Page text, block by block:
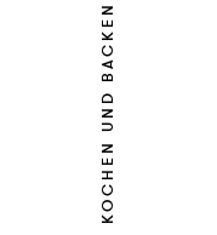
KOCHEN UND BACKEN